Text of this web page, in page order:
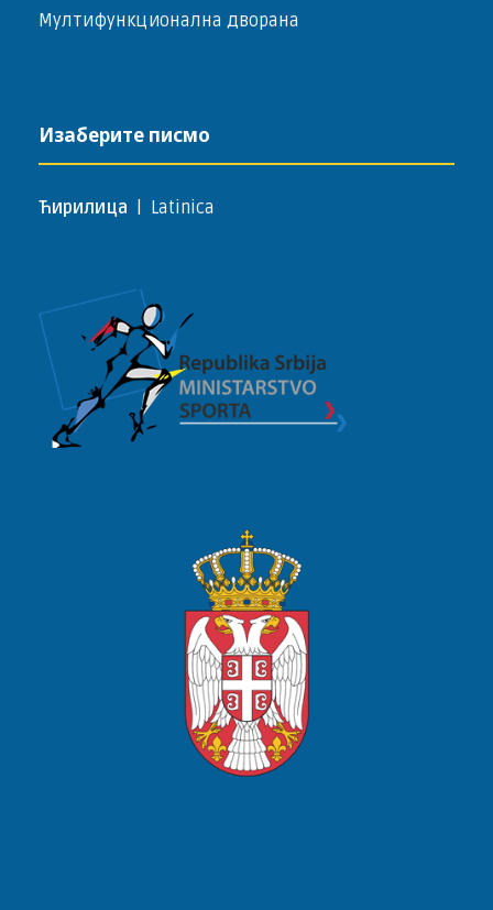
Мултифункционална дворана
Изаберите писмо
Ћирилица Latinica